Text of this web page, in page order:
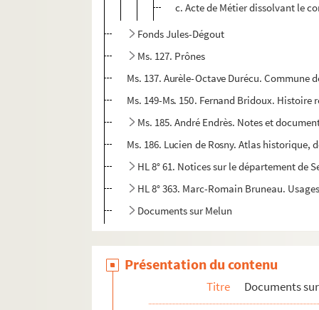
c. Acte de Métier dissolvant le
Fonds Jules-Dégout
Ms. 127. Prônes
Ms. 137. Aurèle-Octave Durécu.
Ms. 149-Ms. 150. Fernand Bridoux.
Ms. 185. André Endrès. Notes et
Ms. 186. Lucien de Rosny. Atlas
HL 8° 61. Notices sur le département de
HL 8° 363. Marc-Romain Bruneau.
Documents sur Melun
Présentation du contenu
Titre Documents